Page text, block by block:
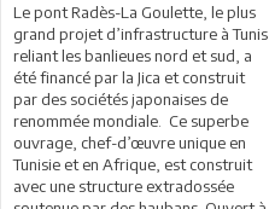
Le pont Radès-La Goulette, le plus
grand projet d’infrastructure à Tunis
reliant les banlieues nord et sud, a
été financé par la Jica et construit
par des sociétés japonaises de
renommée mondiale. Ce superbe
ouvrage, chef-d’œuvre unique en
Tunisie et en Afrique, est construit
avec une structure extradossée